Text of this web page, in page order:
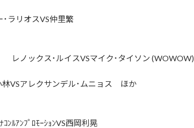
オスVS仲里繁
イク･タイソン (WOWOW)
レクサンデル･ムニョス ほか
ﾝVS西岡利晃